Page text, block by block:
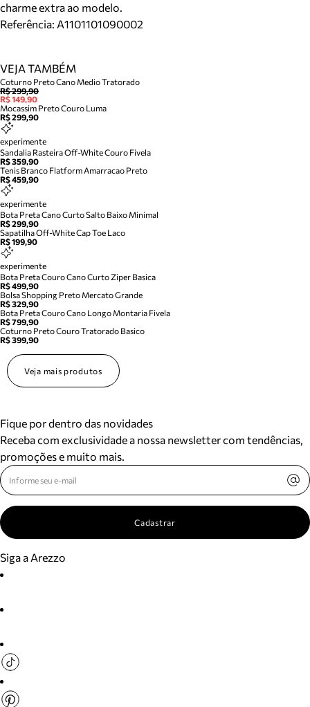
charme extra ao modelo.
Referência: A1101101090002
VEJA TAMBÉM
Coturno Preto Cano Medio Tratorado
R$ 299,90
R$ 149,90
Mocassim Preto Couro Luma
R$ 299,90
experimente
Sandalia Rasteira Off-White Couro Fivela
R$ 359,90
Tenis Branco Flatform Amarracao Preto
R$ 459,90
experimente
Bota Preta Cano Curto Salto Baixo Minimal
R$ 299,90
Sapatilha Off-White Cap Toe Laco
R$ 199,90
experimente
Bota Preta Couro Cano Curto Ziper Basica
R$ 499,90
Bolsa Shopping Preto Mercato Grande
R$ 329,90
Bota Preta Couro Cano Longo Montaria Fivela
R$ 799,90
Coturno Preto Couro Tratorado Basico
R$ 399,90
Veja mais produtos
Fique por dentro das novidades
Receba com exclusividade a nossa newsletter com tendências,
promoções e muito mais.
Cadastrar
Siga a Arezzo